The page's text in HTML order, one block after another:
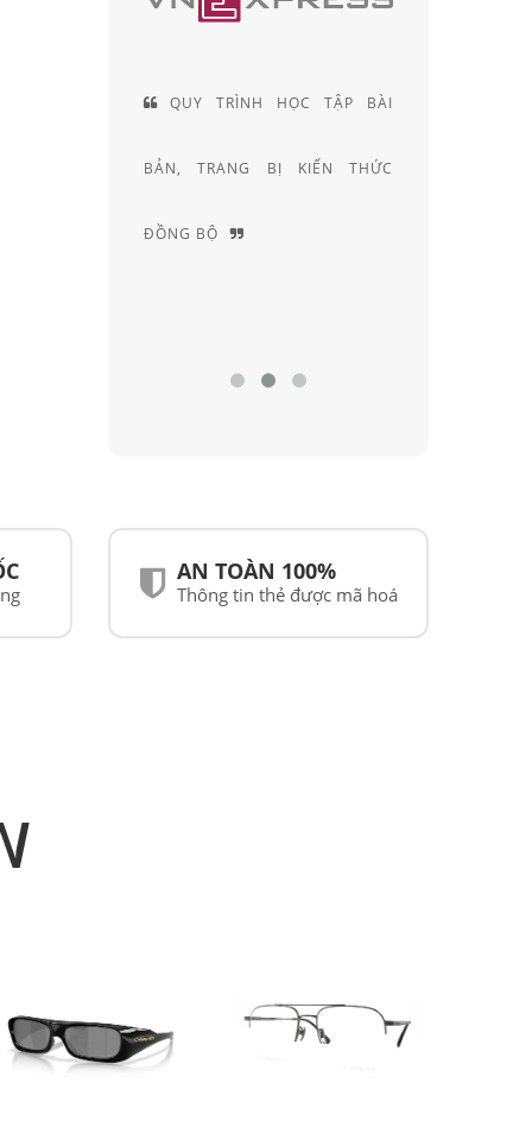
ĐỘI NGŨ KỸ THUẬT VIÊN
KHÚC XẠ HƠN 20 NĂM KINH
NGHIỆM
AN TOÀN 100%
Thông tin thẻ được mã hoá